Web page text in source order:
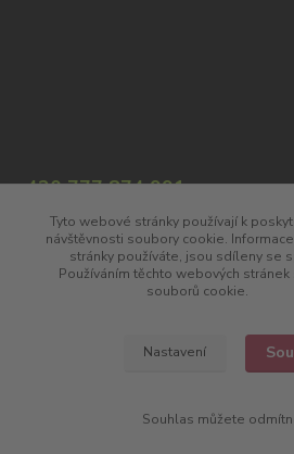
+420 777 874 991
info@chutnavina.cz
Upravit sběr
Tyto webové stránky používají k
návštěvnosti soubory cookie.
stránky používáte, jsou sdíleny se
Používáním těchto webových
souborů cookie.
Nastavení
Souhlas můžete